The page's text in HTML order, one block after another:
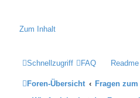
Zum Inhalt
Schnellzugriff FAQ Readme
Foren-Übersicht
Fragen